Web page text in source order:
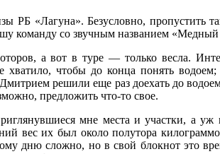
«Лагуна». Безусловно, пропустить
команду со звучным названием
а вот в туре — только весла.
чтобы до конца понять
решили еще раз доехать до
предложить что-то свое.
мне места и участки, а
вес их был около полутора
дню сложно, но в свой блокнот это